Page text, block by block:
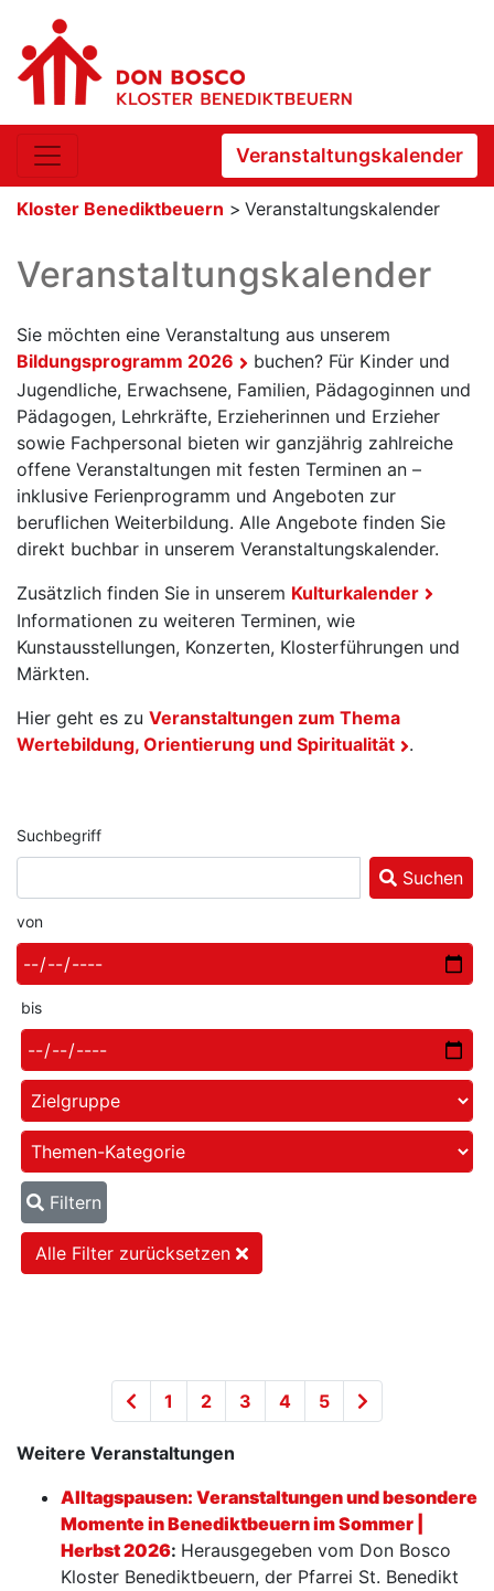
Veranstaltungskalender
Kloster Benediktbeuern > Veranstaltungskalender
Veranstaltungskalender
Sie möchten eine Veranstaltung aus unserem
Bildungsprogramm 2026
buchen? Für Kinder und
Jugendliche, Erwachsene, Familien, Pädagoginnen und
Pädagogen, Lehrkräfte, Erzieherinnen und Erzieher
sowie Fachpersonal bieten wir ganzjährig zahlreiche
offene Veranstaltungen mit festen Terminen an –
inklusive Ferienprogramm und Angeboten zur
beruflichen Weiterbildung. Alle Angebote finden Sie
direkt buchbar in unserem Veranstaltungskalender.
Zusätzlich finden Sie in unserem Kulturkalender
Informationen zu weiteren Terminen, wie
Kunstausstellungen, Konzerten, Klosterführungen und
Märkten.
Hier geht es zu Veranstaltungen zum Thema
Wertebildung, Orientierung und Spiritualität
.
Suchbegriff
Suchen
von
bis
Filtern
Alle Filter zurücksetzen
1 2 3 4 5
Weitere Veranstaltungen
Alltagspausen: Veranstaltungen und besondere
Momente in Benediktbeuern im Sommer |
Herbst 2026: Herausgegeben vom Don Bosco
Kloster Benediktbeuern, der Pfarrei St. Benedikt